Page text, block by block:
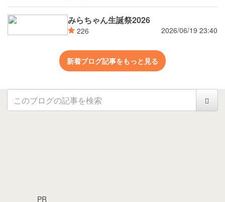
みらちゃん生誕祭2026
226 2026/06/19 23:40
新着ブログ記事をもっと見る
PR